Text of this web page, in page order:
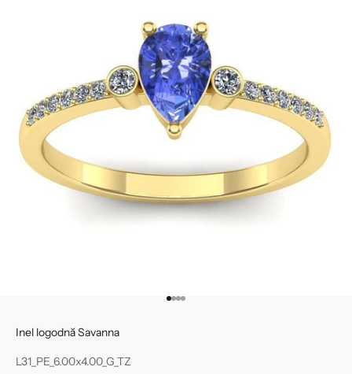
Mergi la articolul 1
Mergi la articolul 2
Mergi la articolul 3
Mergi la articolul 4
Inel logodnă Savanna
L31_PE_6.00x4.00_G_TZ